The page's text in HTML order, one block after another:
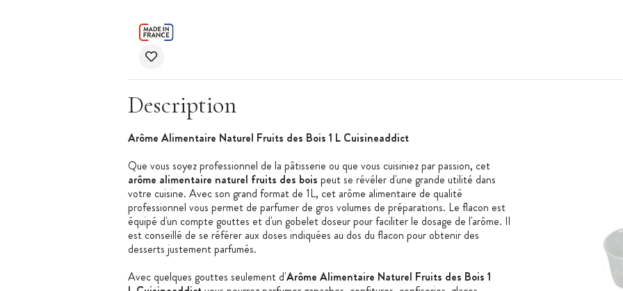
Description
Arôme Alimentaire Naturel Fruits des Bois 1 L Cuisineaddict
Que vous soyez professionnel de la pâtisserie ou que vous cuisiniez par passion, cet
arôme alimentaire naturel fruits des bois peut se révéler d'une grande utilité dans
votre cuisine. Avec son grand format de 1L, cet arôme alimentaire de qualité
professionnel vous permet de parfumer de gros volumes de préparations. Le flacon est
équipé d'un compte gouttes et d'un gobelet doseur pour faciliter le dosage de l'arôme. Il
est conseillé de se référer aux doses indiquées au dos du flacon pour obtenir des
desserts justement parfumés.
Avec quelques gouttes seulement d'Arôme Alimentaire Naturel Fruits des Bois 1